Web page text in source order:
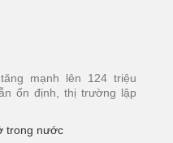
mạnh lên 124 triệu
ổn định, thị trường lập
trong nước